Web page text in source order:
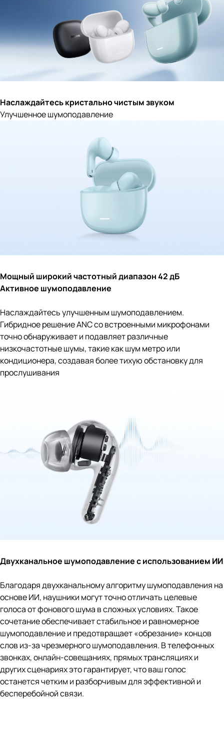
Наслаждайтесь кристально чистым звуком
Улучшенное шумоподавление
Мощный широкий частотный диапазон 42 дБ
Активное шумоподавление
Наслаждайтесь улучшенным шумоподавлением.
Гибридное решение ANC со встроенными микрофонами
точно обнаруживает и подавляет различные
низкочастотные шумы, такие как шум метро или
кондиционера, создавая более тихую обстановку для
прослушивания
Двухканальное шумоподавление с использованием ИИ
Благодаря двухканальному алгоритму шумоподавления на
основе ИИ, наушники могут точно отличать целевые
голоса от фонового шума в сложных условиях. Такое
сочетание обеспечивает стабильное и равномерное
шумоподавление и предотвращает «обрезание» концов
слов из-за чрезмерного шумоподавления. В телефонных
звонках, онлайн-совещаниях, прямых трансляциях и
других сценариях это гарантирует, что ваш голос
останется четким и разборчивым для эффективной и
бесперебойной связи.